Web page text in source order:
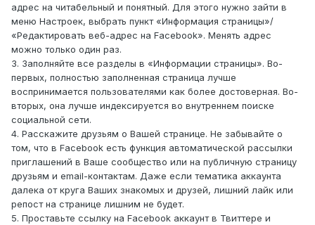
адрес на читабельный и понятный. Для этого нужно зайти в
меню Настроек, выбрать пункт «Информация страницы»/
«Редактировать веб-адрес на Facebook». Менять адрес
можно только один раз.
3. Заполняйте все разделы в «Информации страницы». Во-
первых, полностью заполненная страница лучше
воспринимается пользователями как более достоверная. Во-
вторых, она лучше индексируется во внутреннем поиске
социальной сети.
4. Расскажите друзьям о Вашей странице. Не забывайте о
том, что в Facebook есть функция автоматической рассылки
приглашений в Ваше сообщество или на публичную страницу
друзьям и email-контактам. Даже если тематика аккаунта
далека от круга Ваших знакомых и друзей, лишний лайк или
репост на странице лишним не будет.
5. Проставьте ссылку на Facebook аккаунт в Твиттере и